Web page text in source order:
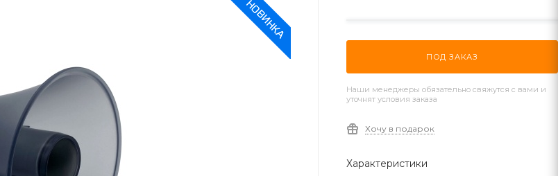
ПОД ЗАКАЗ
Наши менеджеры обязательно свяжутся с вами и
уточнят условия заказа
Хочу в подарок
Характеристики